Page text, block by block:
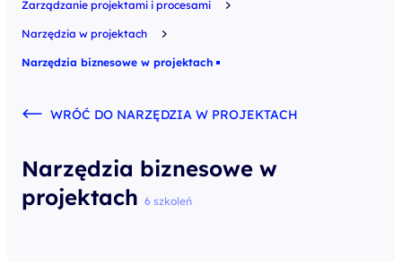
Zarządzanie projektami i procesami
Narzędzia w projektach
Narzędzia biznesowe w projektach
WRÓĆ DO NARZĘDZIA W PROJEKTACH
Narzędzia biznesowe w
projektach 6 szkoleń